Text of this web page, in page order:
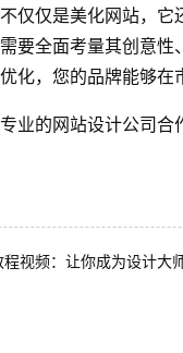
仅仅是美化网站，
要全面考量其创意
化，您的品牌能够在
业的网站设计公司合
视频：让你成为设计大